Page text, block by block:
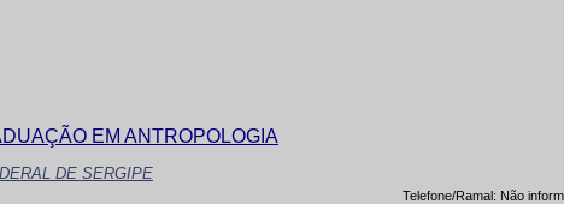
EM ANTROPOLOGIA
DE SERGIPE
Telefone/Ramal: Não